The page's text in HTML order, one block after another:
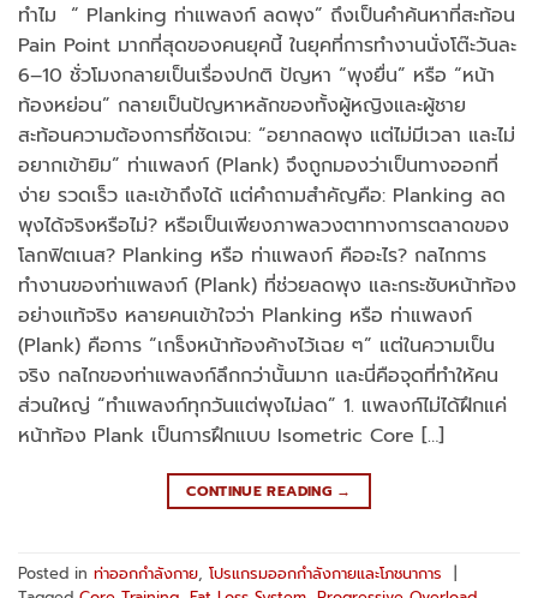
ทำไม “ Planking ท่าแพลงก์ ลดพุง” ถึงเป็นคำค้นหาที่สะท้อน
Pain Point มากที่สุดของคนยุคนี้ ในยุคที่การทำงานนั่งโต๊ะวันละ
6–10 ชั่วโมงกลายเป็นเรื่องปกติ ปัญหา “พุงยื่น” หรือ “หน้า
ท้องหย่อน” กลายเป็นปัญหาหลักของทั้งผู้หญิงและผู้ชาย
สะท้อนความต้องการที่ชัดเจน: “อยากลดพุง แต่ไม่มีเวลา และไม่
อยากเข้ายิม” ท่าแพลงก์ (Plank) จึงถูกมองว่าเป็นทางออกที่
ง่าย รวดเร็ว และเข้าถึงได้ แต่คำถามสำคัญคือ: Planking ลด
พุงได้จริงหรือไม่? หรือเป็นเพียงภาพลวงตาทางการตลาดของ
โลกฟิตเนส? Planking หรือ ท่าแพลงก์ คืออะไร? กลไกการ
ทำงานของท่าแพลงก์ (Plank) ที่ช่วยลดพุง และกระชับหน้าท้อง
อย่างแท้จริง หลายคนเข้าใจว่า Planking หรือ ท่าแพลงก์
(Plank) คือการ “เกร็งหน้าท้องค้างไว้เฉย ๆ” แต่ในความเป็น
จริง กลไกของท่าแพลงก์ลึกกว่านั้นมาก และนี่คือจุดที่ทำให้คน
ส่วนใหญ่ “ทำแพลงก์ทุกวันแต่พุงไม่ลด” 1. แพลงก์ไม่ได้ฝึกแค่
หน้าท้อง Plank เป็นการฝึกแบบ Isometric Core […]
CONTINUE READING →
Posted in ท่าออกกำลังกาย, โปรแกรมออกกำลังกายและโภชนาการ |